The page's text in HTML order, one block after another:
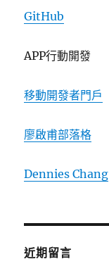
GitHub
APP行動開發
移動開發者門戶
廖啟甫部落格
Dennies Chang
近期留言